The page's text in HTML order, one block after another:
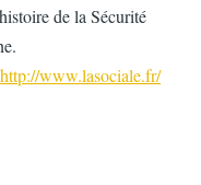
de la Sécurité
http://www.lasociale.fr/